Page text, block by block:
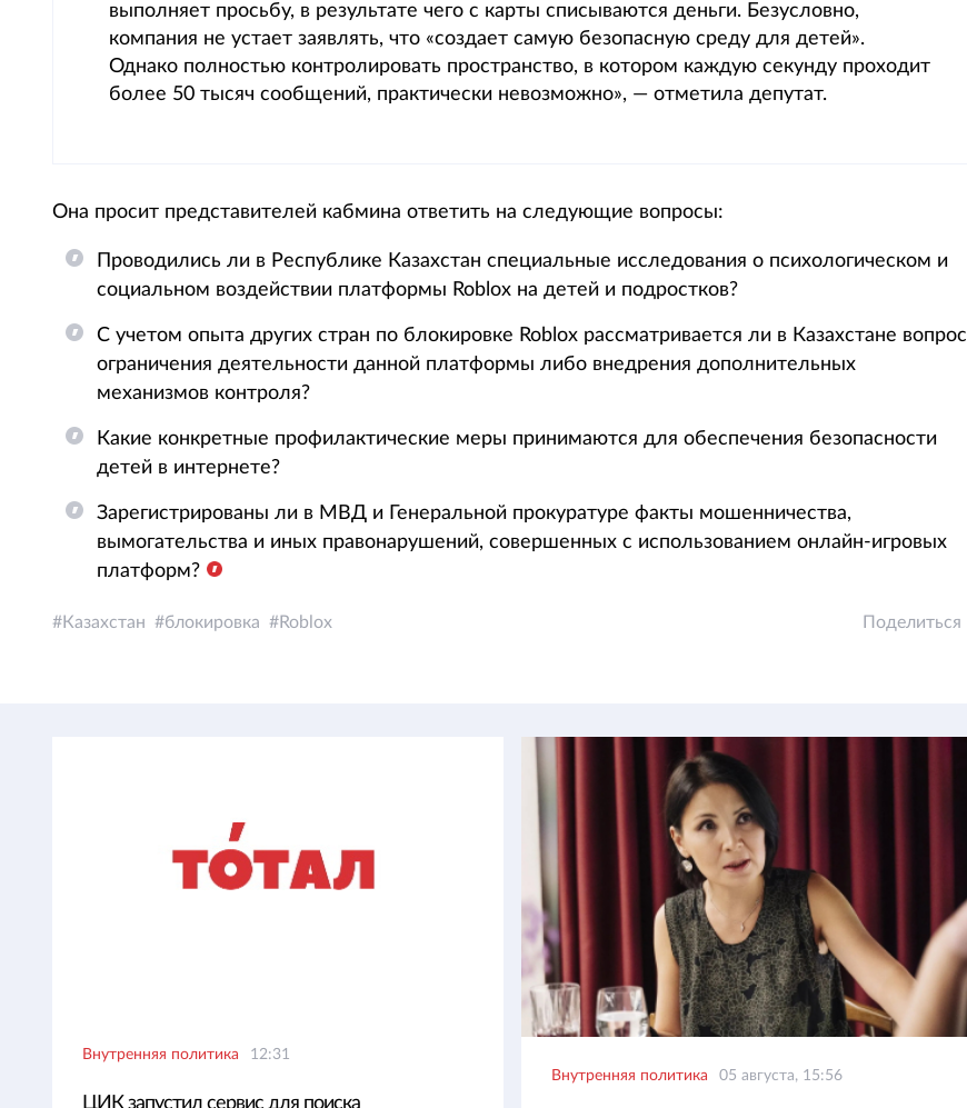
выполняет просьбу, в результате чего с карты списываются деньги. Безусловно,
компания не устает заявлять, что «создает самую безопасную среду для детей».
Однако полностью контролировать пространство, в котором каждую секунду проходит
более 50 тысяч сообщений, практически невозможно», — отметила депутат.
Она просит представителей кабмина ответить на следующие вопросы:
Проводились ли в Республике Казахстан специальные исследования о психологическом и
социальном воздействии платформы Roblox на детей и подростков?
С учетом опыта других стран по блокировке Roblox рассматривается ли в Казахстане вопрос
ограничения деятельности данной платформы либо внедрения дополнительных
механизмов контроля?
Какие конкретные профилактические меры принимаются для обеспечения безопасности
детей в интернете?
Зарегистрированы ли в МВД и Генеральной прокуратуре факты мошенничества,
вымогательства и иных правонарушений, совершенных с использованием онлайн-игровых
платформ?
Казахстан блокировка Roblox Поделиться
Внутренняя политика 12:31
ЦИК запустил сервис для поиска
Внутренняя политика 05 августа, 15:56